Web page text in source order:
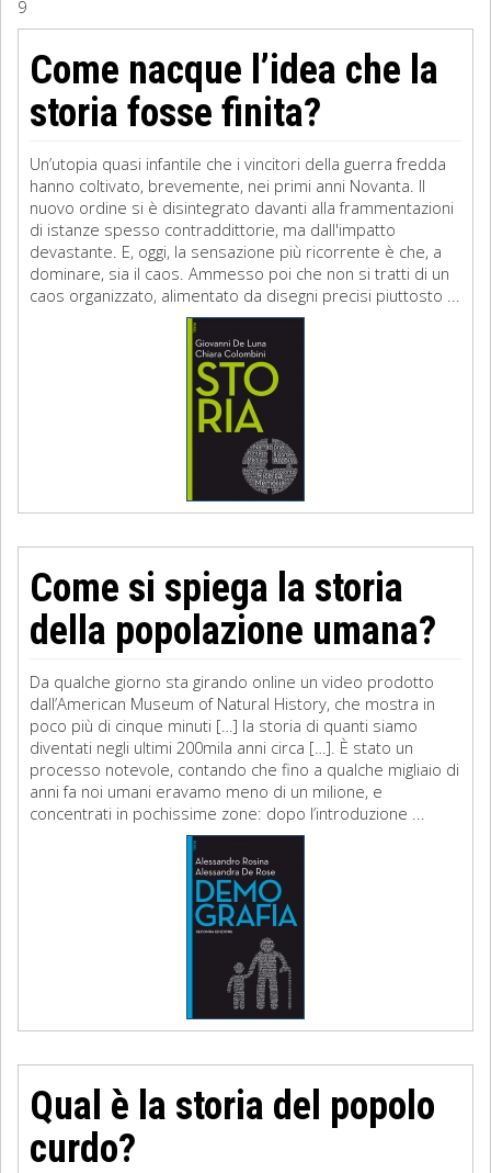
Filosofia
Matematica
Diritto
9
Come nacque l’idea che la
storia fosse finita?
Un’utopia quasi infantile che i vincitori della guerra fredda
hanno coltivato, brevemente, nei primi anni Novanta. Il
nuovo ordine si è disintegrato davanti alla frammentazioni
di istanze spesso contraddittorie, ma dall'impatto
devastante. E, oggi, la sensazione più ricorrente è che, a
dominare, sia il caos. Ammesso poi che non si tratti di un
caos organizzato, alimentato da disegni precisi piuttosto ...
Come si spiega la storia
della popolazione umana?
Da qualche giorno sta girando online un video prodotto
dall’American Museum of Natural History, che mostra in
poco più di cinque minuti […] la storia di quanti siamo
diventati negli ultimi 200mila anni circa […]. È stato un
processo notevole, contando che fino a qualche migliaio di
anni fa noi umani eravamo meno di un milione, e
concentrati in pochissime zone: dopo l’introduzione ...
Qual è la storia del popolo
curdo?